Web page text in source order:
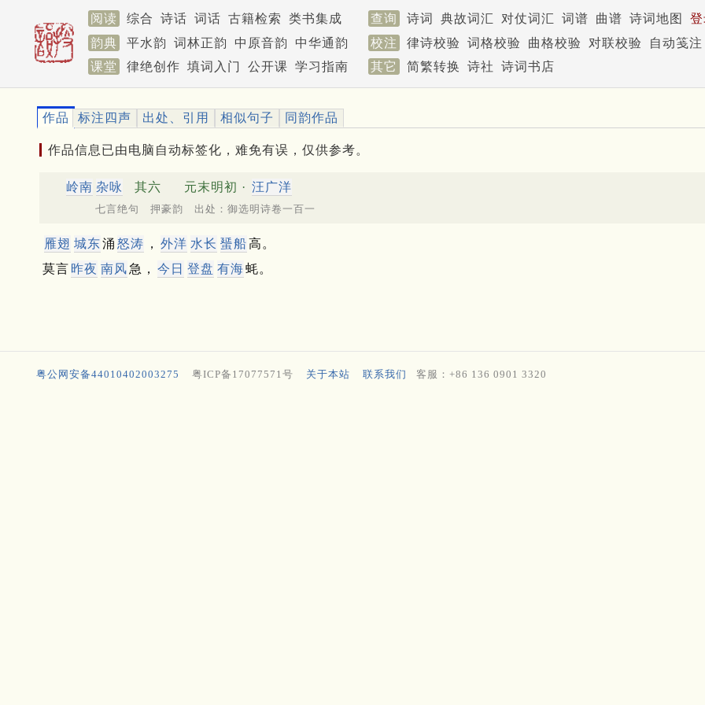
阅读 综合 诗话 词话 古籍检索 类书集成 查询 诗词 典故词汇 对仗词汇 词谱 曲谱 诗词地图
韵典
平水韵 词林正韵 中原音韵 中华通韵 校注 律诗校验 词格校验 曲格校验 对联校验
自动笺注
课堂
律绝创作 填词入门 公开课 学习指南 其它 简繁转换 诗社 诗词书店
作品 标注四声 出处、引用 相似句子 同韵作品
作品信息已由电脑自动标签化，难免有误，仅供参考。
岭南 杂咏 其六 元末明初 · 汪广洋
七言绝句 押豪韵 出处：御选明诗卷一百一
雁翅 城东涌 怒涛 ， 外洋 水长 蜑船高。
莫言 昨夜 南风 急， 今日 登盘 有海蚝。
粤公网安备44010402003275 粤ICP备17077571号 关于本站 联系我们 客服：+86 136 0901 3320